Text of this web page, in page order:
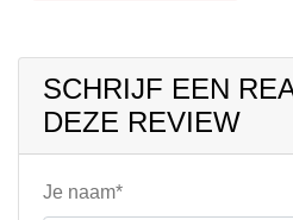
SCHRIJF EEN
DEZE REVIEW
Je naam*